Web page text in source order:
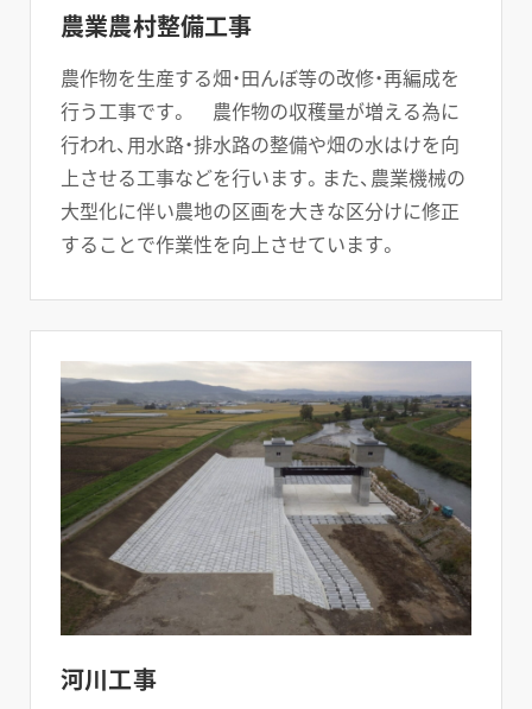
農業農村整備工事
農作物を生産する畑・田んぼ等の改修・再編成を
行う工事です。 農作物の収穫量が増える為に
行われ、用水路・排水路の整備や畑の水はけを向
上させる工事などを行います。また、農業機械の
大型化に伴い農地の区画を大きな区分けに修正
することで作業性を向上させています。
河川工事